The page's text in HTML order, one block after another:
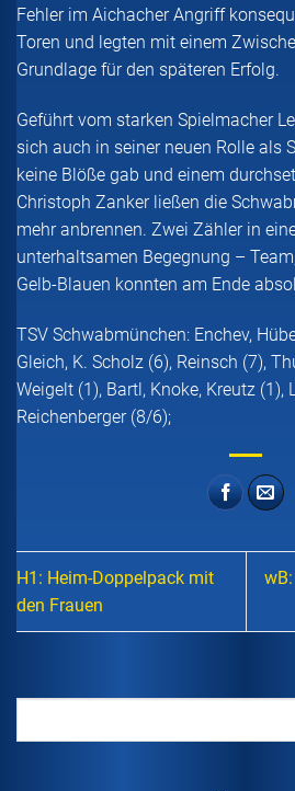
Fehler im Aichacher Angriff
Toren und legten mit einem
Grundlage für den späteren Erfolg.
Geführt vom starken Spielmacher
sich auch in seiner neuen Rolle als
keine Blöße gab und einem
Christoph Zanker ließen die
mehr anbrennen. Zwei Zähler in
unterhaltsamen Begegnung –
Gelb-Blauen konnten am Ende
TSV Schwabmünchen: Enchev,
Gleich, K. Scholz (6), Reinsch (7),
Weigelt (1), Bartl, Knoke, Kreutz (1),
Reichenberger (8/6);
H1: Heim-Doppelpack mit
den Frauen